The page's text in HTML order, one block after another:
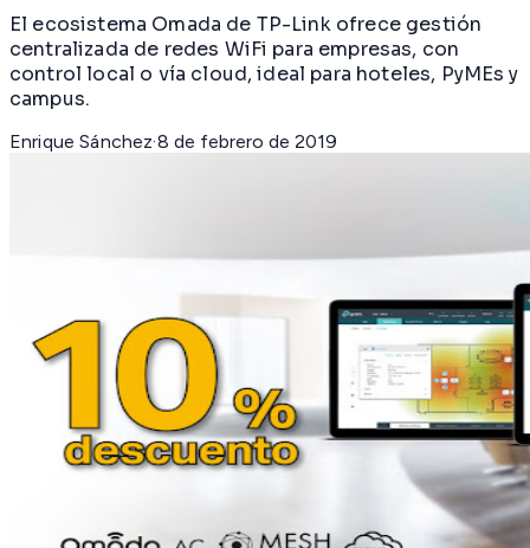
El ecosistema Omada de TP-Link ofrece gestión
centralizada de redes WiFi para empresas, con
control local o vía cloud, ideal para hoteles, PyMEs y
campus.
Enrique Sánchez·8 de febrero de 2019